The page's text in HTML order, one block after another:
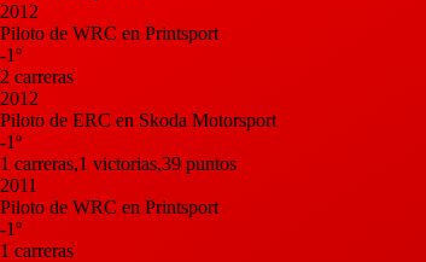
2012
Piloto de WRC en Printsport
-1º
2 carreras
2012
Piloto de ERC en Skoda Motorsport
-1º
1 carreras,1 victorias,39 puntos
2011
Piloto de WRC en Printsport
-1º
1 carreras